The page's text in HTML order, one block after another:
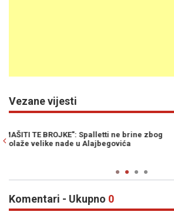
Vezane vijesti
"ON JE BIO NJEGOVA POSEBNA ŽELJA":
na čiji zahtjev je doveden Alajbegović
Komentari - Ukupno 0